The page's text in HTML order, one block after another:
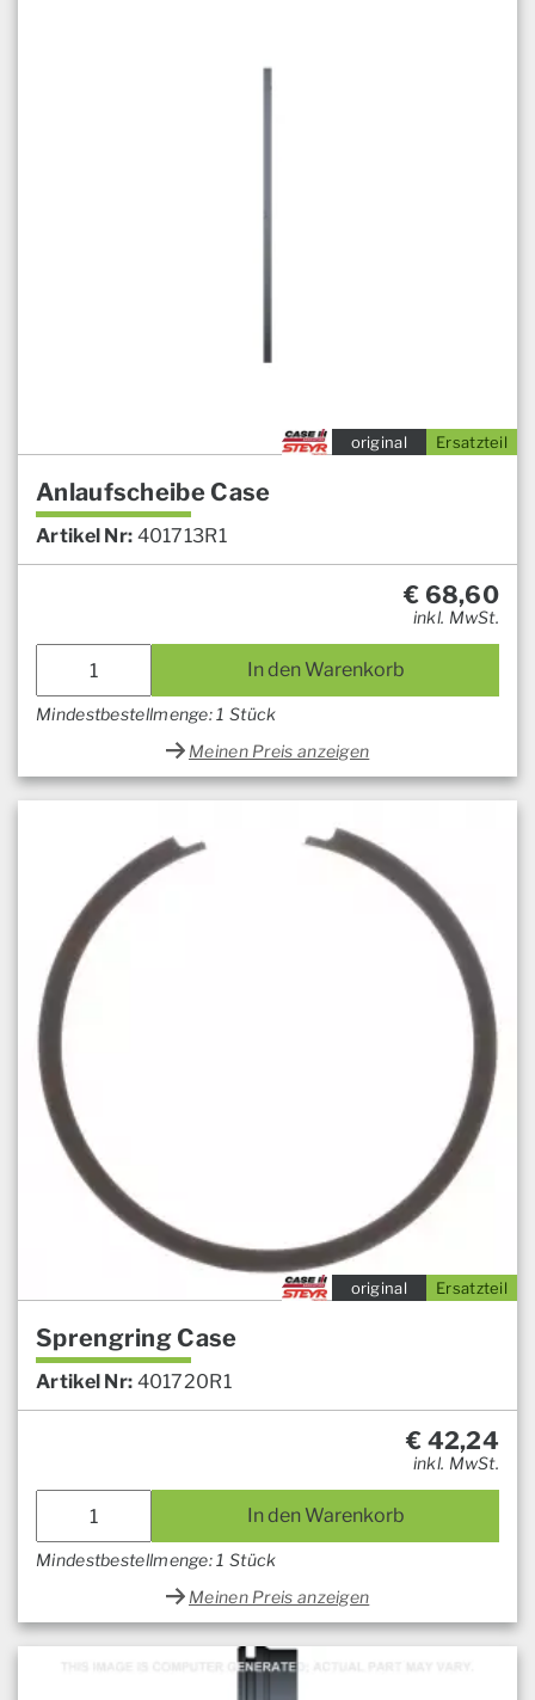
Ersatzteil
original
Anlaufscheibe Case
Artikel Nr: 401713R1
€ 68,60
inkl. MwSt.
In den Warenkorb
Mindestbestellmenge: 1 Stück
Meinen Preis anzeigen
Ersatzteil
original
Sprengring Case
Artikel Nr: 401720R1
€ 42,24
inkl. MwSt.
In den Warenkorb
Mindestbestellmenge: 1 Stück
Meinen Preis anzeigen